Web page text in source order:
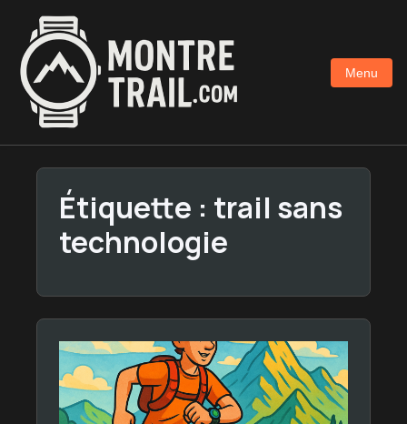
contenu
principal
Menu
Étiquette : trail sans
technologie